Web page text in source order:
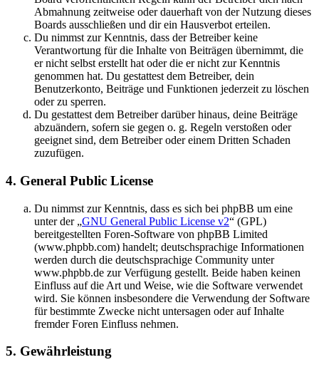
Abmahnung zeitweise oder dauerhaft von der Nutzung dieses
Boards ausschließen und dir ein Hausverbot erteilen.
Du nimmst zur Kenntnis, dass der Betreiber keine
Verantwortung für die Inhalte von Beiträgen übernimmt, die
er nicht selbst erstellt hat oder die er nicht zur Kenntnis
genommen hat. Du gestattest dem Betreiber, dein
Benutzerkonto, Beiträge und Funktionen jederzeit zu löschen
oder zu sperren.
Du gestattest dem Betreiber darüber hinaus, deine Beiträge
abzuändern, sofern sie gegen o. g. Regeln verstoßen oder
geeignet sind, dem Betreiber oder einem Dritten Schaden
zuzufügen.
4. General Public License
Du nimmst zur Kenntnis, dass es sich bei phpBB um eine
unter der „GNU General Public License v2“ (GPL)
bereitgestellten Foren-Software von phpBB Limited
(www.phpbb.com) handelt; deutschsprachige Informationen
werden durch die deutschsprachige Community unter
www.phpbb.de zur Verfügung gestellt. Beide haben keinen
Einfluss auf die Art und Weise, wie die Software verwendet
wird. Sie können insbesondere die Verwendung der Software
für bestimmte Zwecke nicht untersagen oder auf Inhalte
fremder Foren Einfluss nehmen.
5. Gewährleistung